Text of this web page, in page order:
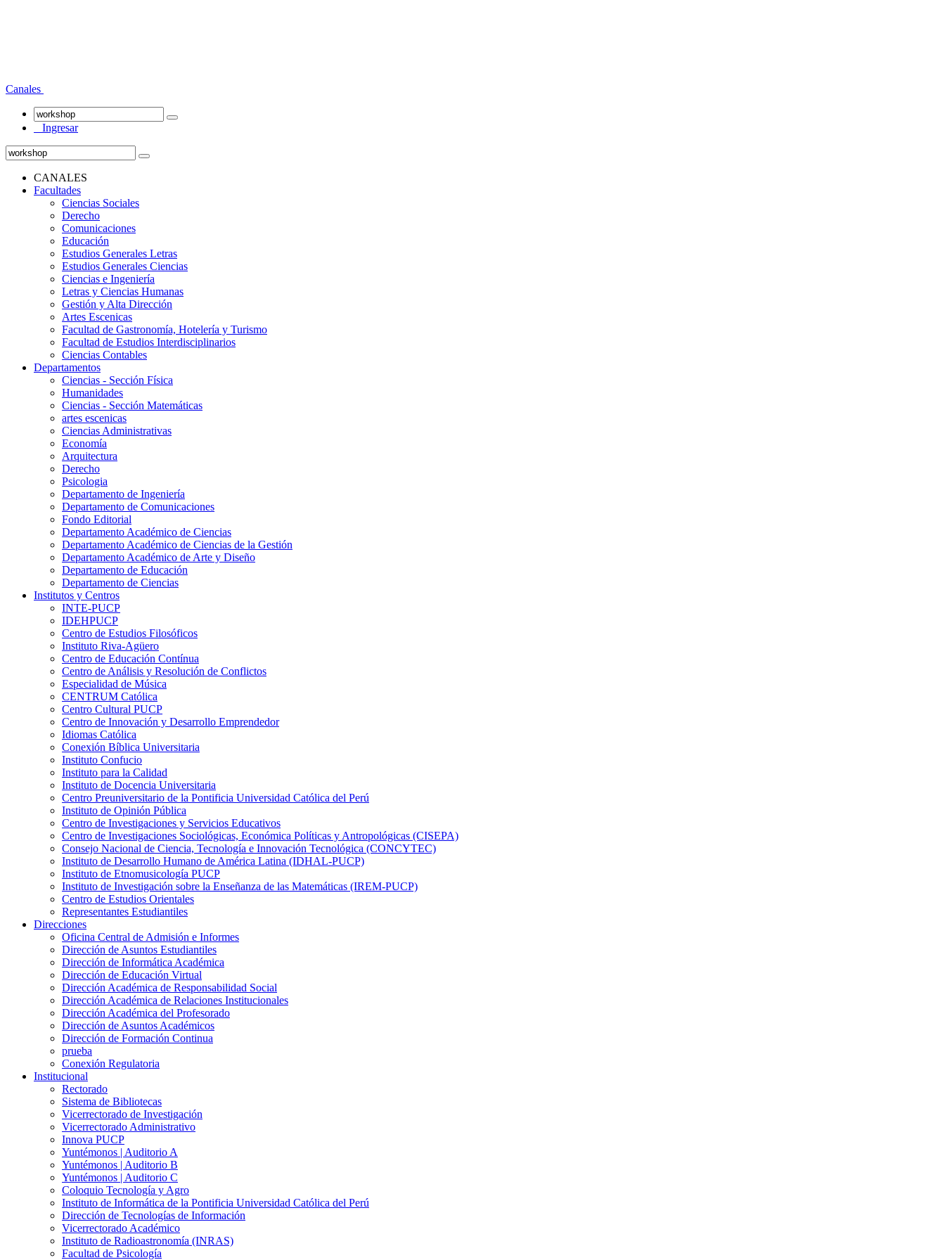
Canales
Ingresar
CANALES
Facultades
Ciencias Sociales
Derecho
Comunicaciones
Educación
Estudios Generales Letras
Estudios Generales Ciencias
Ciencias e Ingeniería
Letras y Ciencias Humanas
Gestión y Alta Dirección
Artes Escenicas
Facultad de Gastronomía, Hotelería y Turismo
Facultad de Estudios Interdisciplinarios
Ciencias Contables
Departamentos
Ciencias - Sección Física
Humanidades
Ciencias - Sección Matemáticas
artes escenicas
Ciencias Administrativas
Economía
Arquitectura
Derecho
Psicologia
Departamento de Ingeniería
Departamento de Comunicaciones
Fondo Editorial
Departamento Académico de Ciencias
Departamento Académico de Ciencias de la Gestión
Departamento Académico de Arte y Diseño
Departamento de Educación
Departamento de Ciencias
Institutos y Centros
INTE-PUCP
IDEHPUCP
Centro de Estudios Filosóficos
Instituto Riva-Agüero
Centro de Educación Contínua
Centro de Análisis y Resolución de Conflictos
Especialidad de Música
CENTRUM Católica
Centro Cultural PUCP
Centro de Innovación y Desarrollo Emprendedor
Idiomas Católica
Conexión Bíblica Universitaria
Instituto Confucio
Instituto para la Calidad
Instituto de Docencia Universitaria
Centro Preuniversitario de la Pontificia Universidad Católica del Perú
Instituto de Opinión Pública
Centro de Investigaciones y Servicios Educativos
Centro de Investigaciones Sociológicas, Económica Políticas y Antropológicas (CISEPA)
Consejo Nacional de Ciencia, Tecnología e Innovación Tecnológica (CONCYTEC)
Instituto de Desarrollo Humano de América Latina (IDHAL-PUCP)
Instituto de Etnomusicología PUCP
Instituto de Investigación sobre la Enseñanza de las Matemáticas (IREM-PUCP)
Centro de Estudios Orientales
Representantes Estudiantiles
Direcciones
Oficina Central de Admisión e Informes
Dirección de Asuntos Estudiantiles
Dirección de Informática Académica
Dirección de Educación Virtual
Dirección Académica de Responsabilidad Social
Dirección Académica de Relaciones Institucionales
Dirección Académica del Profesorado
Dirección de Asuntos Académicos
Dirección de Formación Continua
prueba
Conexión Regulatoria
Institucional
Rectorado
Sistema de Bibliotecas
Vicerrectorado de Investigación
Vicerrectorado Administrativo
Innova PUCP
Yuntémonos | Auditorio A
Yuntémonos | Auditorio B
Yuntémonos | Auditorio C
Coloquio Tecnología y Agro
Instituto de Informática de la Pontificia Universidad Católica del Perú
Dirección de Tecnologías de Información
Vicerrectorado Académico
Instituto de Radioastronomía (INRAS)
Facultad de Psicología